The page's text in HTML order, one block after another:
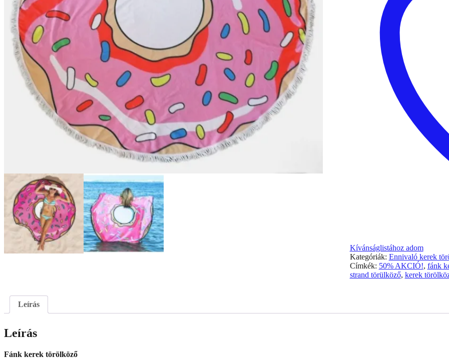
Kívánságlistához adom
Kategóriák: Ennivaló kerek
Címkék: 50% AKCIÓ!, fánk
strand törülköző, kerek
Leírás
Leírás
Fánk kerek törölköző